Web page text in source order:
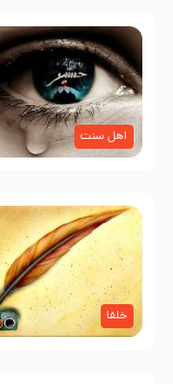
اهل سنت
خلفا